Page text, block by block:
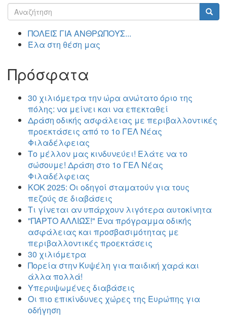
Φόρμα
αναζήτησης
ΠΟΛΕΙΣ ΓΙΑ ΑΝΘΡΩΠΟΥΣ...
Έλα στη θέση μας
Πρόσφατα
30 χιλιόμετρα την ώρα ανώτατο όριο της
πόλης: να μείνει και να επεκταθεί
Δράση οδικής ασφάλειας με περιβαλλοντικές
προεκτάσεις από το 1ο ΓΕΛ Νέας
Φιλαδέλφειας
Το μέλλον μας κινδυνεύει! Ελάτε να το
σώσουμε! Δράση στο 1ο ΓΕΛ Νέας
Φιλαδέλφειας
ΚΟΚ 2025: Οι οδηγοί σταματούν για τους
πεζούς σε διαβάσεις
Τι γίνεται αν υπάρχουν λιγότερα αυτοκίνητα
"ΠΑΡΤΟ ΑΛΛΙΏΣ!" Ένα πρόγραμμα οδικής
ασφάλειας και προσβασιμότητας με
περιβαλλοντικές προεκτάσεις
30 χιλιόμετρα
Πορεία στην Κυψέλη για παιδική χαρά και
άλλα πολλά!
Υπερυψωμένες διαβάσεις
Οι πιο επικίνδυνες χώρες της Ευρώπης για
οδήγηση